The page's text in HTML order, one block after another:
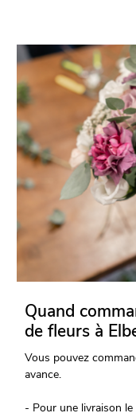
Quand
de fleurs à
Vous pouvez
avance.
- Pour une livraison